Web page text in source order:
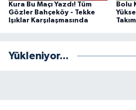
Kura Bu Maçı Yazdı! Tüm
Gözler Bahçeköy - Tekke
Işıklar Karşılaşmasında
Bolu
Yükleniyor...